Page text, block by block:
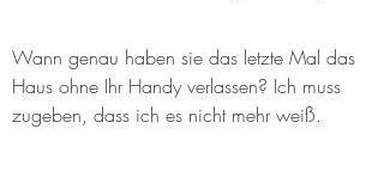
Wann genau haben sie das letzte Mal das
Haus ohne Ihr Handy verlassen? Ich muss
zugeben, dass ich es nicht mehr weiß.